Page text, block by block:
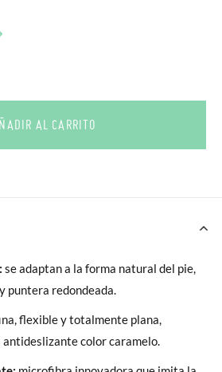
AL CARRITO
se adaptan a la forma natural del pie,
puntera redondeada.
flexible y totalmente plana,
antideslizante color caramelo.